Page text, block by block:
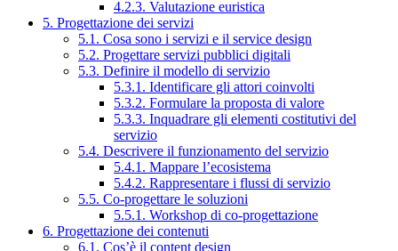
4.2.3. Valutazione euristica
5. Progettazione dei servizi
5.1. Cosa sono i servizi e il service design
5.2. Progettare servizi pubblici digitali
5.3. Definire il modello di servizio
5.3.1. Identificare gli attori coinvolti
5.3.2. Formulare la proposta di valore
5.3.3. Inquadrare gli elementi costitutivi del
servizio
5.4. Descrivere il funzionamento del servizio
5.4.1. Mappare l’ecosistema
5.4.2. Rappresentare i flussi di servizio
5.5. Co-progettare le soluzioni
5.5.1. Workshop di co-progettazione
6. Progettazione dei contenuti
6.1. Cos’è il content design